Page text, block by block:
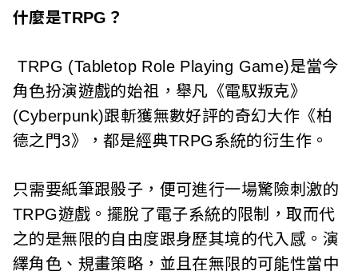
什麼是TRPG？
TRPG (Tabletop Role Playing Game)是當今
角色扮演遊戲的始祖，舉凡《電馭叛克》
(Cyberpunk)跟斬獲無數好評的奇幻大作《柏
德之門3》，都是經典TRPG系統的衍生作。
只需要紙筆跟骰子，便可進行一場驚險刺激的
TRPG遊戲。擺脫了電子系統的限制，取而代
之的是無限的自由度跟身歷其境的代入感。演
繹角色、規畫策略，並且在無限的可能性當中